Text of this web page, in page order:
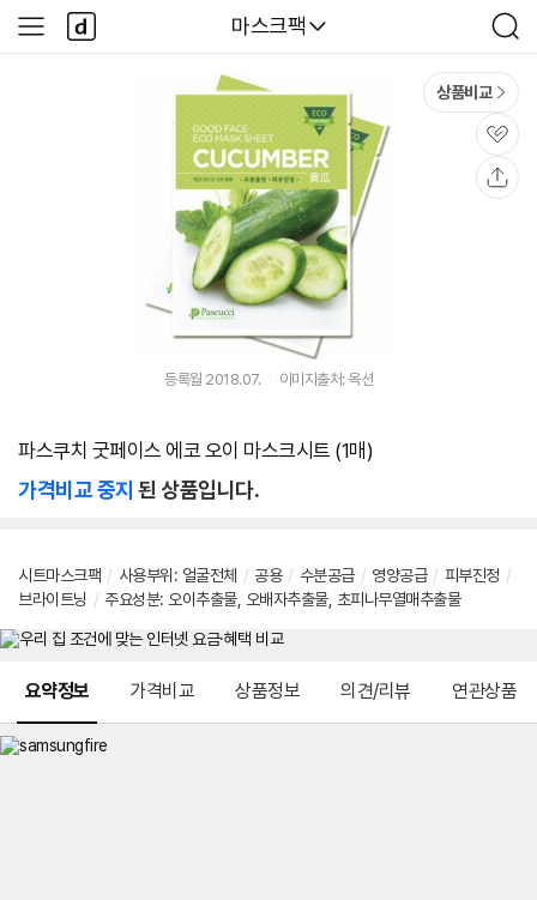
다나와
마스크팩
검
색
사
이
다
나
와
상품비교
관
심
등록월 2018.07. 이미지출처: 옥션
파스쿠치 굿페이스 에코 오이 마스크시트 (1매)
가격비교 중지 된 상품입니다.
시트마스크팩 / 사용부위: 얼굴전체 / 공용 / 수분공급 / 영양공급 / 피부진정 /
브라이트닝 / 주요성분: 오이추출물, 오배자추출물, 초피나무열매추출물
요약정보 가격비교 상품정보 의견/리뷰 연관상품